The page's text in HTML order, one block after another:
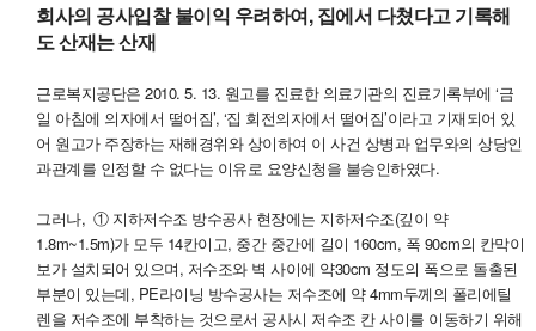
회사의 공사입찰 불이익 우려하여, 집에서 다쳤다고 기록해
도 산재는 산재
근로복지공단은 2010. 5. 13. 원고를 진료한 의료기관의 진료기록부에 ‘금
일 아침에 의자에서 떨어짐’, ‘집 회전의자에서 떨어짐’이라고 기재되어 있
어 원고가 주장하는 재해경위와 상이하여 이 사건 상병과 업무와의 상당인
과관계를 인정할 수 없다는 이유로 요양신청을 불승인하였다.
그러나, ① 지하저수조 방수공사 현장에는 지하저수조(깊이 약
1.8m~1.5m)가 모두 14칸이고, 중간 중간에 길이 160cm, 폭 90cm의 칸막이
보가 설치되어 있으며, 저수조와 벽 사이에 약30cm 정도의 폭으로 돌출된
부분이 있는데, PE라이닝 방수공사는 저수조에 약 4mm두께의 폴리에틸
렌을 저수조에 부착하는 것으로서 공사시 저수조 칸 사이를 이동하기 위해